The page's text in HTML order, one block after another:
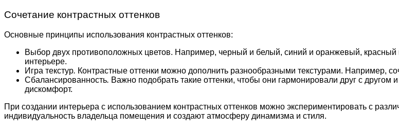
Сочетание контрастных оттенков
Основные принципы использования контрастных оттенков:
Выбор двух противоположных цветов. Например, черный и белый, синий и оранжевый, красный
интерьере.
Игра текстур. Контрастные оттенки можно дополнить разнообразными текстурами. Например,
Сбалансированность. Важно подобрать такие оттенки, чтобы они гармонировали друг с
дискомфорт.
При создании интерьера с использованием контрастных оттенков можно экспериментировать с
индивидуальность владельца помещения и создают атмосферу динамизма и стиля.